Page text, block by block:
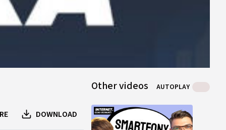
DOWNLOAD
Other videos AUTOPLAY